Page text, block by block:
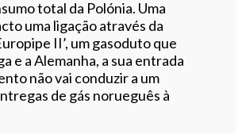
total da Polónia. Uma
uma ligação através da
II’, um gasoduto que
e a Alemanha, a sua entrada
não vai conduzir a um
de gás norueguês à